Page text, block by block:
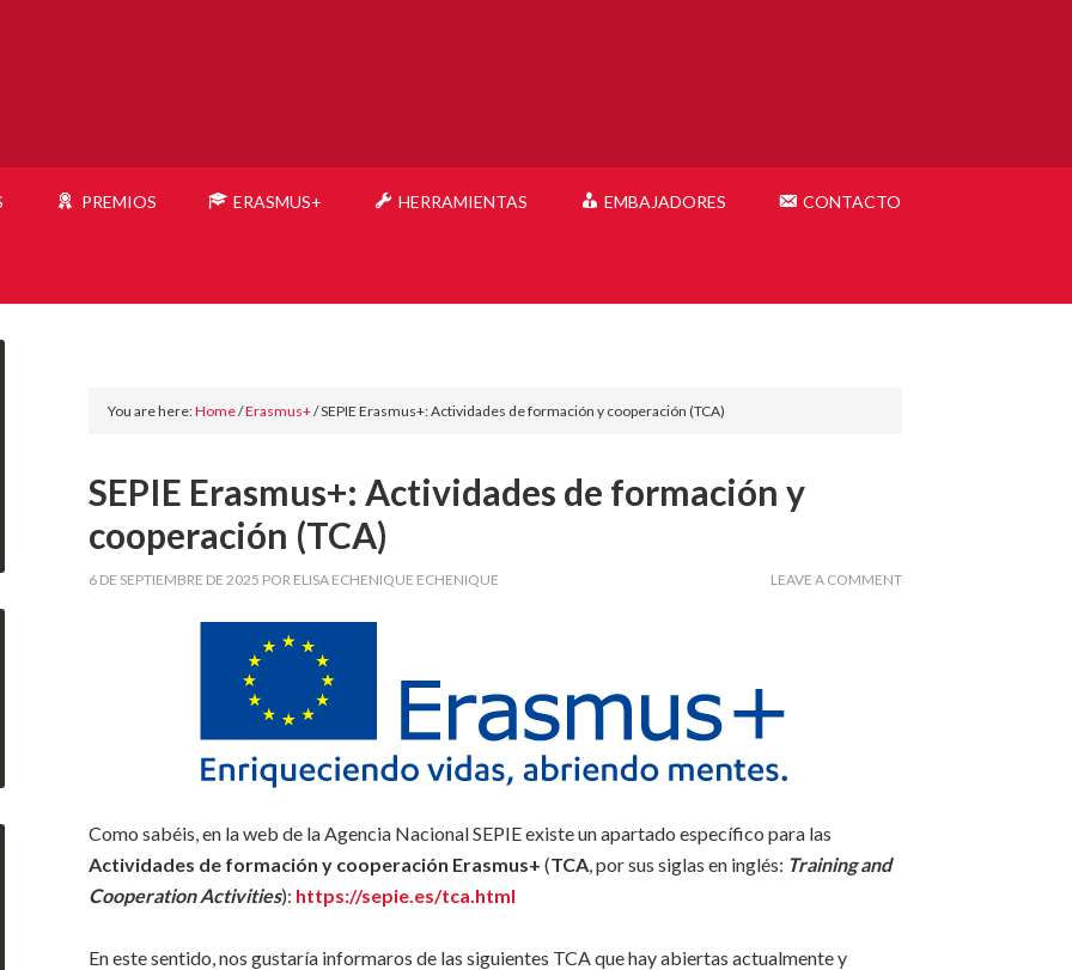
PREMIOS ERASMUS+ HERRAMIENTAS EMBAJADORES CONTACTO
You are here:Home/Erasmus+/SEPIE Erasmus+: Actividades de formación y cooperación (TCA)
SEPIE Erasmus+: Actividades de formación y
cooperación (TCA)
6 DE SEPTIEMBRE DE 2025 POR ELISA ECHENIQUE ECHENIQUE LEAVE A COMMENT
Como sabéis, en la web de la Agencia Nacional SEPIE existe un apartado específico para las
Actividades de formación y cooperación Erasmus+ (TCA, por sus siglas en inglés: Training and
Cooperation Activities): https://sepie.es/tca.html
En este sentido, nos gustaría informaros de las siguientes TCA que hay abiertas actualmente y